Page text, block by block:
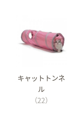
キャットトンネ
ル
（22）